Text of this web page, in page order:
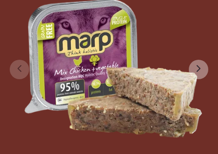
Nassfutter
Leckerlis für
Für Katzen
Merch